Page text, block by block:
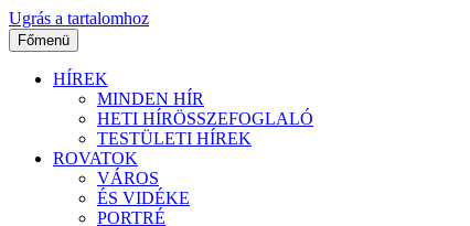
Ugrás a tartalomhoz
Főmenü
HÍREK
MINDEN HÍR
HETI HÍRÖSSZEFOGLALÓ
TESTÜLETI HÍREK
ROVATOK
VÁROS
ÉS VIDÉKE
PORTRÉ